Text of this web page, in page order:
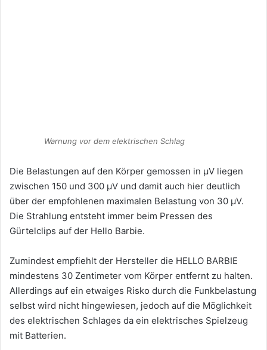
Warnung vor dem elektrischen Schlag
Die Belastungen auf den Körper gemossen in µV liegen
zwischen 150 und 300 µV und damit auch hier deutlich
über der empfohlenen maximalen Belastung von 30 µV.
Die Strahlung entsteht immer beim Pressen des
Gürtelclips auf der Hello Barbie.
Zumindest empfiehlt der Hersteller die HELLO BARBIE
mindestens 30 Zentimeter vom Körper entfernt zu halten.
Allerdings auf ein etwaiges Risko durch die Funkbelastung
selbst wird nicht hingewiesen, jedoch auf die Möglichkeit
des elektrischen Schlages da ein elektrisches Spielzeug
mit Batterien.